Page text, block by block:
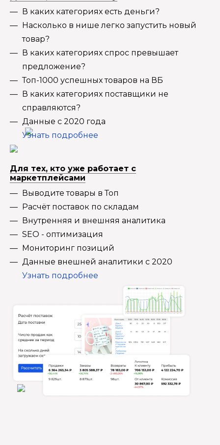
В каких категориях есть деньги?
Насколько в нише легко запустить новый
товар?
В каких категориях спрос превышает
предложение?
Топ-1000 успешных товаров на ВБ
В каких категориях поставщики не
справляются?
Данные с 2020 года
Узнать подробнее
Для тех, кто уже работает с
маркетплейсами
Выводите товары в Топ
Расчёт поставок по складам
Внутренняя и внешняя аналитика
SEO - оптимизация
Мониторинг позиций
Данные внешней аналитики с 2020
Узнать подробнее